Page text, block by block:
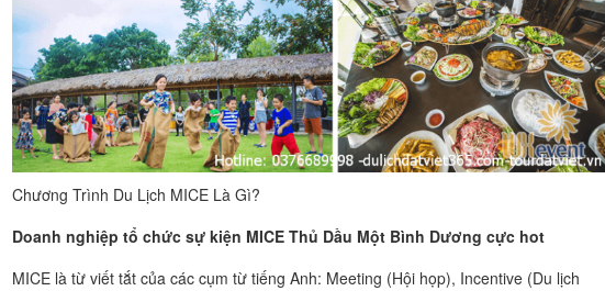
Chương Trình Du Lịch MICE Là Gì?
Doanh nghiệp tổ chức sự kiện MICE Thủ Dầu Một Bình Dương cực hot
MICE là từ viết tắt của các cụm từ tiếng Anh: Meeting (Hội họp), Incentive (Du lịch